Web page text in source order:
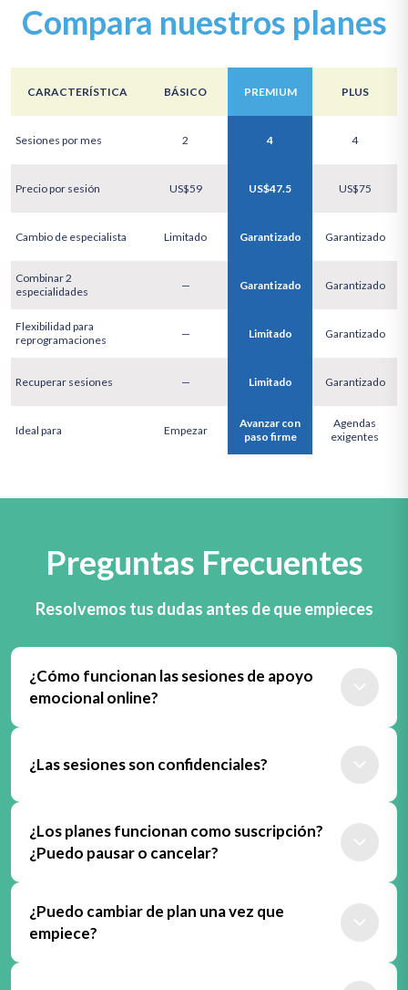
Compara nuestros planes
CARACTERÍSTICA BÁSICO PREMIUM PLUS
Sesiones por mes 2 4 4
Precio por sesión US$59 US$47.5 US$75
Cambio de especialista Limitado Garantizado Garantizado
Combinar 2
especialidades
— Garantizado Garantizado
Flexibilidad para
reprogramaciones
— Limitado Garantizado
Recuperar sesiones — Limitado Garantizado
Ideal para Empezar
Avanzar con
paso firme
Agendas
exigentes
Preguntas Frecuentes
Resolvemos tus dudas antes de que empieces
¿Cómo funcionan las sesiones de apoyo
emocional online?
(o con su especialista, si es plan de pareja) a través de
proceso dentro de Opción Yo, con herramientas
complementarias para avanzar entre sesiones.
¿Las sesiones son confidenciales?
confidencial.
¿Los planes funcionan como suscripción?
¿Puedo pausar o cancelar?
Puedes pausar o cancelar cuando lo necesites, sin
¿Puedo cambiar de plan una vez que
empiece?